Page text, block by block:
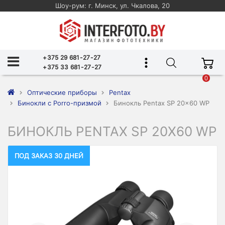
Шоу-рум: г. Минск, ул. Чкалова, 20
+375 29 681-27-27
+375 33 681-27-27
0
Оптические приборы
Pentax
Бинокли с Porro-призмой
Бинокль Pentax SP 20x60 WP
БИНОКЛЬ PENTAX SP 20X60 WP
ПОД ЗАКАЗ 30 ДНЕЙ